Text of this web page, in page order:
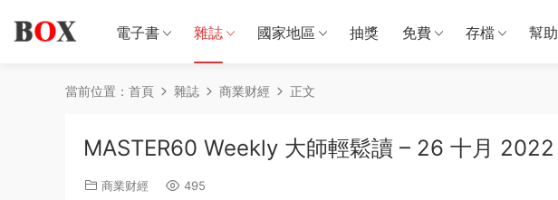
電子書 雜誌 國家地區 抽獎 免費 存檔 幫助
當前位置： 首頁 雜誌 商業财經 正文
MASTER60 Weekly 大師輕鬆讀 – 26 十月 2022
商業财經 495